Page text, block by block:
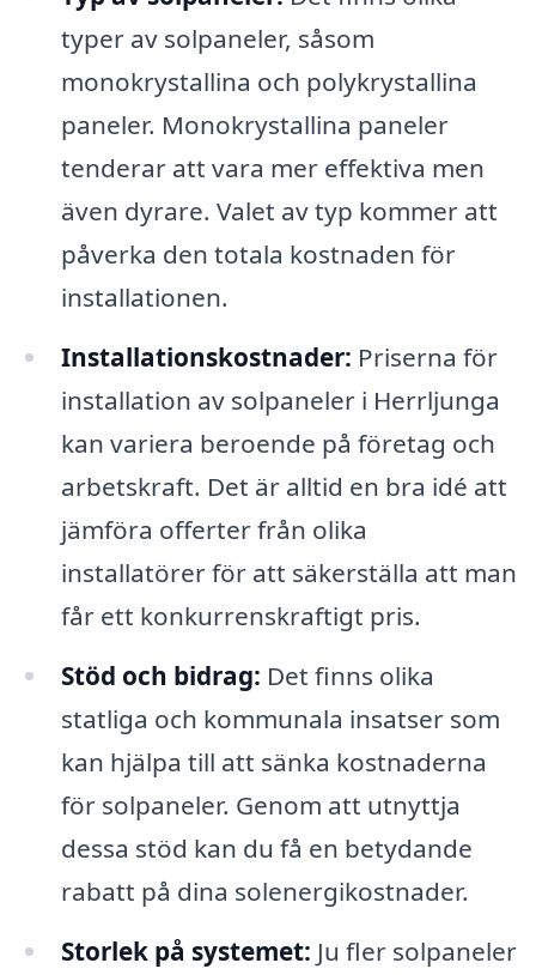
typer av solpaneler, såsom
monokrystallina och polykrystallina
paneler. Monokrystallina paneler
tenderar att vara mer effektiva men
även dyrare. Valet av typ kommer att
påverka den totala kostnaden för
installationen.
Installationskostnader: Priserna för
installation av solpaneler i Herrljunga
kan variera beroende på företag och
arbetskraft. Det är alltid en bra idé att
jämföra offerter från olika
installatörer för att säkerställa att man
får ett konkurrenskraftigt pris.
Stöd och bidrag: Det finns olika
statliga och kommunala insatser som
kan hjälpa till att sänka kostnaderna
för solpaneler. Genom att utnyttja
dessa stöd kan du få en betydande
rabatt på dina solenergikostnader.
Storlek på systemet: Ju fler solpaneler